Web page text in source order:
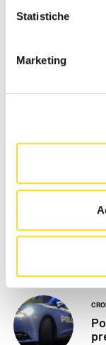
Statistiche
Marketing
le raccomandazioni
LE PIÙ RECENTI